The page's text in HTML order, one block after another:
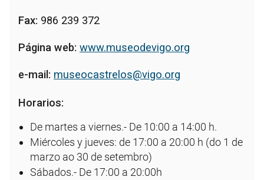
Fax: 986 239 372
Página web: www.museodevigo.org
e-mail: museocastrelos@vigo.org
Horarios:
De martes a viernes.- De 10:00 a 14:00 h.
Miércoles y jueves: de 17:00 a 20:00 h (do 1 de
marzo ao 30 de setembro)
Sábados.- De 17:00 a 20:00h